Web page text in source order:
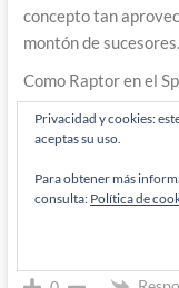
concepto tan
montón de sucesores.
Como Raptor en el
hija de Blackie
Toomes en esta
Lo único que me
trullo, ¿quién se va
animales al
Privacidad y cookies:
aceptas su uso.
Para obtener más
consulta: Política de